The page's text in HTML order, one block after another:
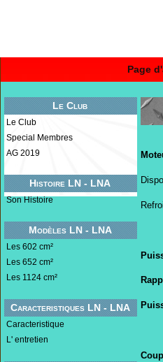
Page
Le Club
Le Club
Special Membres
AG 2019
Histoire LN - LNA
Son Histoire
Modèles LN - LNA
Les 602 cm²
Les 652 cm²
Les 1124 cm²
Caracteristiques LN - LNA
Caracteristique
L' entretien
: